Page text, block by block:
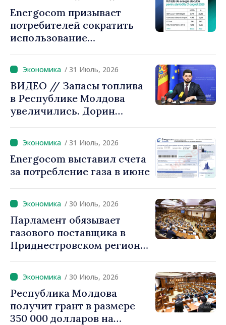
«Правительство
предложит решения, мы не
можем оставить людей
цен»
Energocom призывает
потребителей сократить
использование
/ 31 Июль, 2026
ВИДЕО // Запасы топлива
в Республике Молдова
увеличились. Дорин
меры дают результаты»
/ 31 Июль, 2026
Energocom выставил счета
за потребление газа в июне
/ 30 Июль, 2026
Парламент обязывает
газового поставщика в
Приднестровском регионе
запасы
/ 30 Июль, 2026
Республика Молдова
получит грант в размере
350 000 долларов на